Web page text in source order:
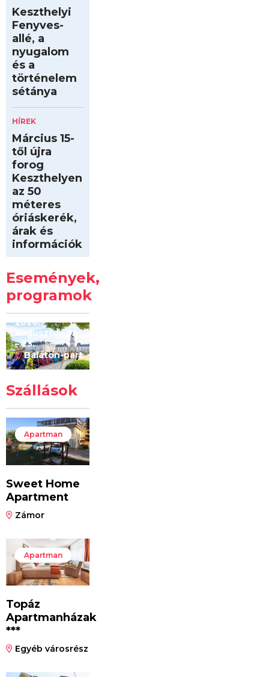
Keszthelyi
Fenyves-
allé, a
nyugalom
és a
történelem
sétánya
HÍREK
Március 15-
től újra
forog
Keszthelyen
az 50
méteres
óriáskerék,
árak és
információk
Események,
programok
Kilóméterek
2026
2026.
augusztus 22
– 23.
Balaton-part
Szállások
Apartman
Sweet Home
Apartment
Zámor
Apartman
Topáz
Apartmanházak
***
Egyéb városrész